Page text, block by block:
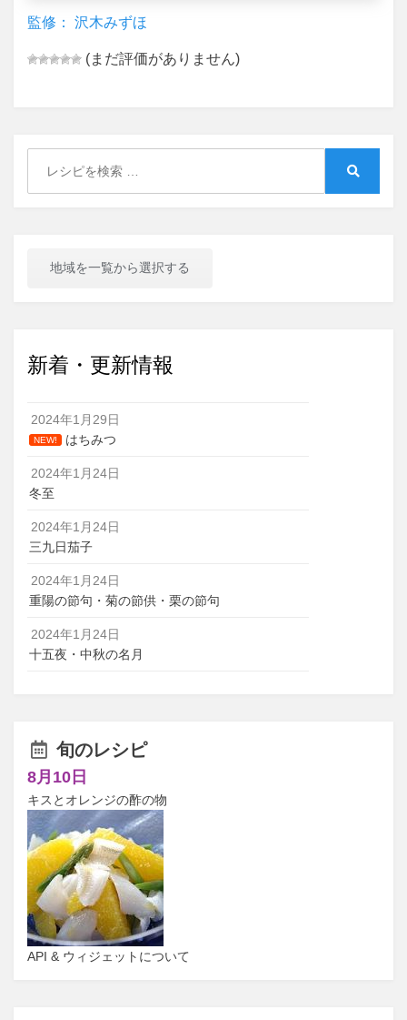
監修： 沢木みずほ
(まだ評価がありません)
地域を一覧から選択する
新着・更新情報
2024年1月29日
NEW! はちみつ
2024年1月24日
冬至
2024年1月24日
三九日茄子
2024年1月24日
重陽の節句・菊の節供・栗の節句
2024年1月24日
十五夜・中秋の名月
旬のレシピ
8月10日
キスとオレンジの酢の物
API & ウィジェットについて